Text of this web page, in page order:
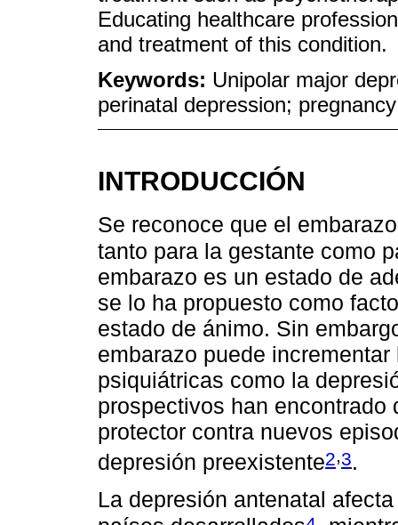
Educating healthcare
and treatment of this condition.
Keywords: Unipolar major
perinatal depression; pregnancy
INTRODUCCIÓN
Se reconoce que el
tanto para la gestante como
embarazo es un estado de
se lo ha propuesto como
estado de ánimo. Sin
embarazo puede
psiquiátricas como la
prospectivos han encontrado
protector contra nuevos
depresión preexistente2,3.
La depresión antenatal